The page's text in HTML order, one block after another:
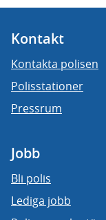
Kontakt
Kontakta polisen
Polisstationer
Pressrum
Jobb
Bli polis
Lediga jobb